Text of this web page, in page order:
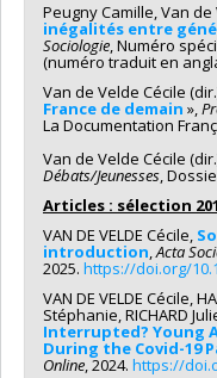
Peugny Camille, Van de
inégalités entre
Sociologie, Numéro
(numéro traduit en
Van de Velde Cécile
France de demain »,
La Documentation
Van de Velde Cécile
Débats/Jeunesses,
Articles : sélection
VAN DE VELDE Cécile,
introduction,Acta
2025. https://doi.org/
VAN DE VELDE Cécile,
Stéphanie, RICHARD
Interrupted? Young
During the Covid-19
Online, 2024. https://